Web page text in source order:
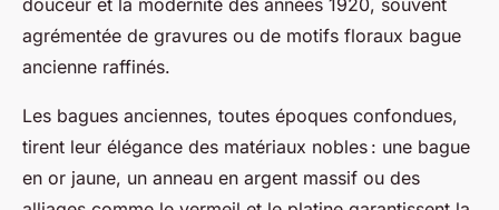
douceur et la modernité des années 1920, souvent
agrémentée de gravures ou de motifs floraux bague
ancienne raffinés.
Les bagues anciennes, toutes époques confondues,
tirent leur élégance des matériaux nobles : une bague
en or jaune, un anneau en argent massif ou des